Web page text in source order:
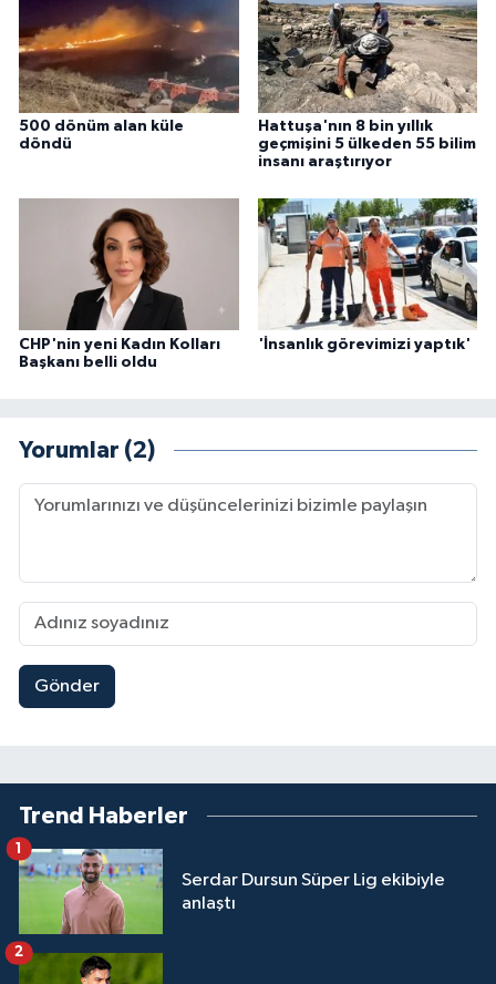
500 dönüm alan küle
döndü
Hattuşa'nın 8 bin yıllık
geçmişini 5 ülkeden 55 bilim
insanı araştırıyor
CHP'nin yeni Kadın Kolları
Başkanı belli oldu
'İnsanlık görevimizi yaptık'
Yorumlar (2)
Gönder
Trend Haberler
Serdar Dursun Süper Lig ekibiyle
anlaştı
1
2